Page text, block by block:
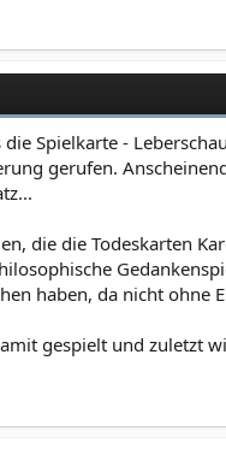
Spielkarte -
gerufen.
die die Todeskarten
haben, da nicht ohne
gespielt und zuletzt